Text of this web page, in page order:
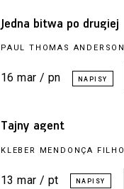
Jedna bitwa po drugiej
PAUL THOMAS ANDERSON
16 mar / pn
Tajny agent
KLEBER MENDONÇA FILHO
13 mar / pt